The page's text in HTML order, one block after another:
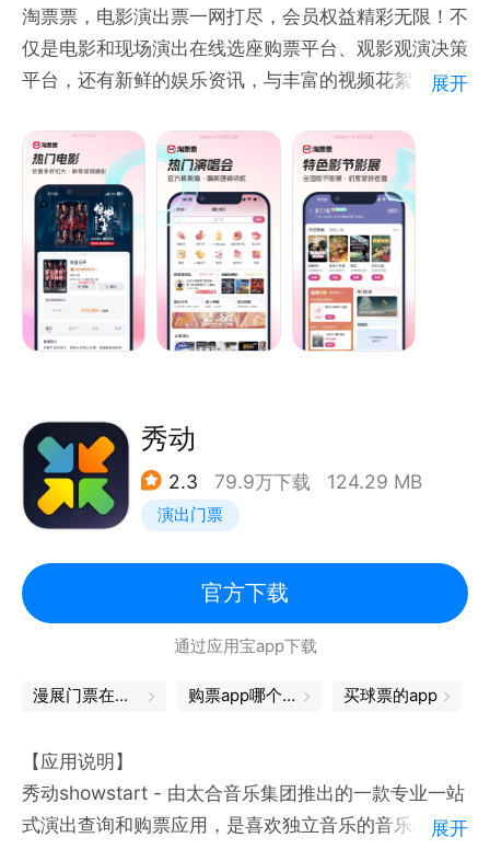
【权威认可】
摩天轮作为中国演出行业协会理事及票务委员会副主任
单位
- 2025年7月，摩天轮荣获“上海市服务消费促进会副
会长单位”。
- 2025年3月，摩天轮荣获“上海服务消费市场满意度
调查服务消费卓越品牌”。
- 2024年10月，摩天轮荣获中国互联网协会发布的“中
国互联网成长型二十强企业”。
- 2024年4月，摩天轮在第十八届中国消费经济高层论
坛上荣获“消费市场演出票务行业创新品牌”。
凭借专业的平台运营服务能力以及系列用户保障措施，
屡次获得来自政府、协会和媒体的多方认可。
家都能看到自己想看的演出。
官方网站：https://www.motianlun.cn/
官方服务号：@摩天轮演出票App
官方小红书：@摩天轮演出票App
官方抖音：@摩天轮演出票App
淘票票，电影演出票一网打尽，会员权益精彩无限！不
仅是电影和现场演出在线选座购票平台、观影观演决策
平台，还有新鲜的娱乐资讯，与丰富的视频花絮，更有
参考。
【热门电影，在线选座】
已覆盖9000+ 影院，让你享受快速低价的购票体验
种草视频电影花絮，丰富多彩
【演出真票源，特权抢购】
丰富的演唱会，音乐节，话剧歌剧，展览等你选择
不要犹豫，去现场为所爱吧
赠一、积分抽奖、丰富线下活动等
【快看视频，发现好电影】
用更轻松的方式，发现适合你的好电影
院线好片、网络大片、全球热门电影尽在淘票票快看视
【爱艺之城，艺术电影的家】
看艺术电影、影展、电影节就在“爱艺之城”
任何意见建议，请联系我们：
官方网站：http://taopiaopiao.com
展开
秀动
2.3 79.9万下载 124.29 MB
演出门票
官方下载
通过应用宝app下载
漫展门票在哪买 购票app哪个好 买球票的app
【应用说明】
秀动showstart - 由太合音乐集团推出的一款专业一站
式演出查询和购票应用，是喜欢独立音乐的音乐品味人
展开